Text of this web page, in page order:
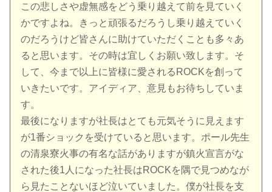
この悲しさや虚無感をどう乗り越えて前を見ていく
かですよね。きっと頑張るだろうし乗り越えていく
のだろうけど皆さんに助けていただくことも多々あ
ると思います。その時は宜しくお願い致します。そ
して、今まで以上に皆様に愛されるROCKを創って
いきたいです。アイディア、意見もお待ちしていま
す。
最後になりますが社長はとても元気そうに見えます
が1番ショックを受けていると思います。ポール先生
の清泉寮火事の有名な話がありますが鎮火宣言がな
された後1人になった社長はROCKを隅で見つめなが
ら見たことないほど泣いていました。僕が社長を支